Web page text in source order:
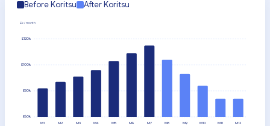
Before Koritsu After Koritsu
£k / month
£60k
£80k
£100k
£120k
M1 M2 M3 M4 M5 M6 M7 M8 M9 M10 M11 M12